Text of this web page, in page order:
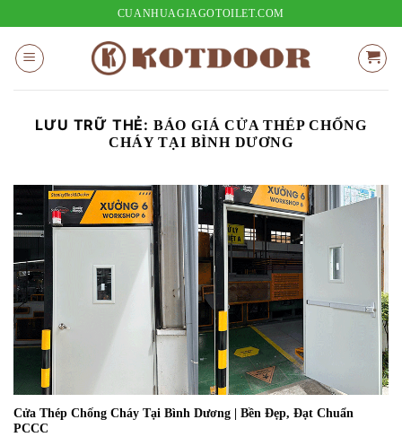
nội
dung
CUANHUAGIAGOTOILET.COM
LƯU TRỮ THẺ: BÁO GIÁ CỬA THÉP CHỐNG
CHÁY TẠI BÌNH DƯƠNG
Cửa Thép Chống Cháy Tại Bình Dương | Bền Đẹp, Đạt Chuẩn
PCCC